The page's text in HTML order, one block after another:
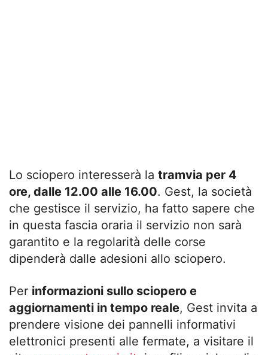
Lo sciopero interesserà la tramvia per 4
ore, dalle 12.00 alle 16.00. Gest, la società
che gestisce il servizio, ha fatto sapere che
in questa fascia oraria il servizio non sarà
garantito e la regolarità delle corse
dipenderà dalle adesioni allo sciopero.
Per informazioni sullo sciopero e
aggiornamenti in tempo reale, Gest invita a
prendere visione dei pannelli informativi
elettronici presenti alle fermate, a visitare il